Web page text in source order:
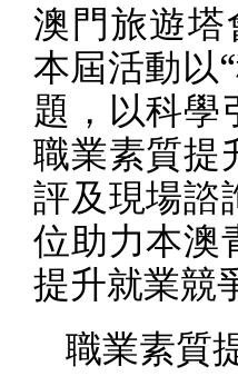
澳門旅遊
本屆活動以
題，以科學
職業素質提
評及現場諮
位助力本澳
提升就業競
職業素質